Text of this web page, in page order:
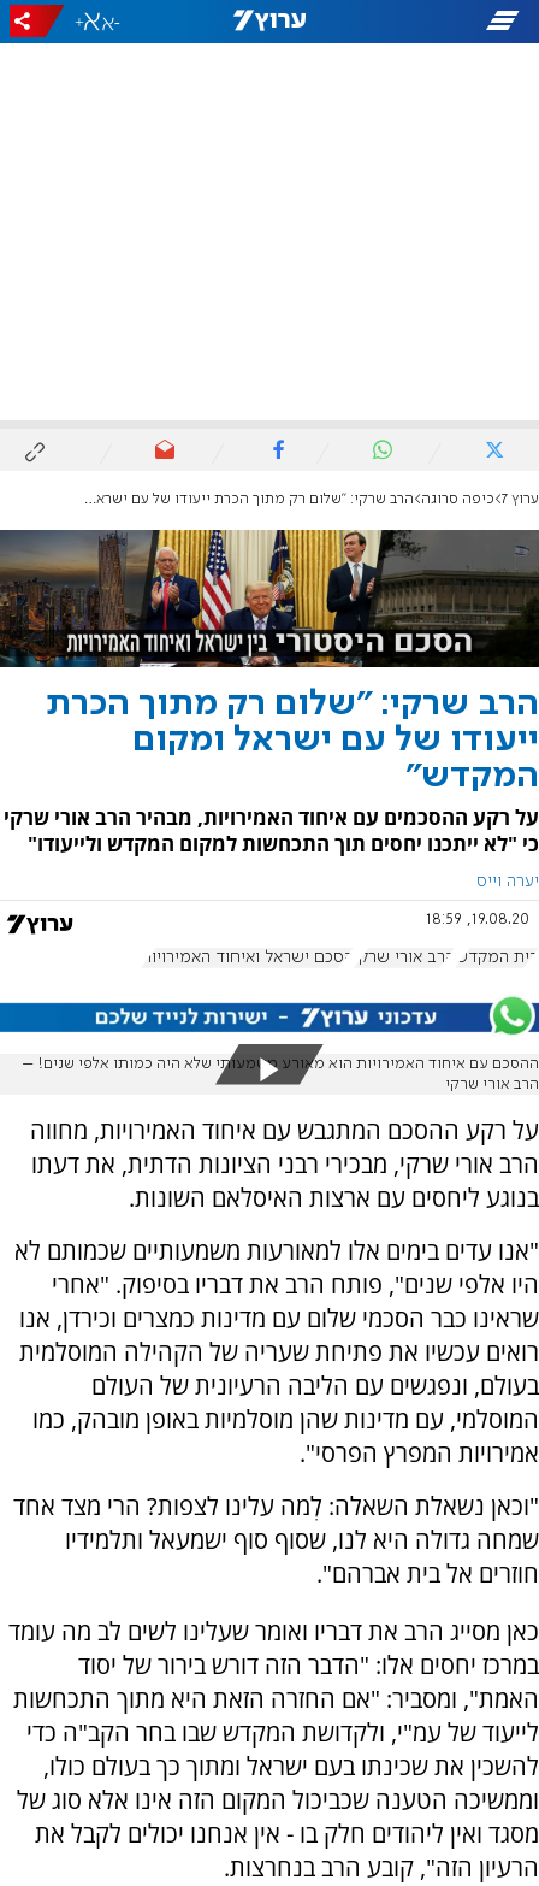
-
+
ערוץ 7 כיפה סרוגה הרב שרקי: "שלום רק מתוך הכרת ייעודו של עם ישראל ומקום המקדש"
הרב שרקי: "שלום רק מתוך הכרת
ייעודו של עם ישראל ומקום
המקדש"
על רקע ההסכמים עם איחוד האמירויות, מבהיר הרב אורי שרקי
כי "לא ייתכנו יחסים תוך התכחשות למקום המקדש ולייעודו"
יערה וייס
19.08.20, 18:59
בית המקדש הרב אורי שרקי הסכם ישראל ואיחוד האמירויות
ההסכם עם איחוד האמירויות הוא מאורע משמעותי שלא היה כמותו אלפי שנים! –
הרב אורי שרקי
על רקע ההסכם המתגבש עם איחוד האמירויות, מחווה
הרב אורי שרקי, מבכירי רבני הציונות הדתית, את דעתו
בנוגע ליחסים עם ארצות האיסלאם השונות.
"אנו עדים בימים אלו למאורעות משמעותיים שכמותם לא
היו אלפי שנים", פותח הרב את דבריו בסיפוק. "אחרי
שראינו כבר הסכמי שלום עם מדינות כמצרים וכירדן, אנו
רואים עכשיו את פתיחת שעריה של הקהילה המוסלמית
בעולם, ונפגשים עם הליבה הרעיונית של העולם
המוסלמי, עם מדינות שהן מוסלמיות באופן מובהק, כמו
אמירויות המפרץ הפרסי".
"וכאן נשאלת השאלה: לְמה עלינו לצפות? הרי מצד אחד
שמחה גדולה היא לנו, שסוף סוף ישמעאל ותלמידיו
חוזרים אל בית אברהם".
כאן מסייג הרב את דבריו ואומר שעלינו לשים לב מה עומד
במרכז יחסים אלו: "הדבר הזה דורש בירור של יסוד
האמת", ומסביר: "אם החזרה הזאת היא מתוך התכחשות
לייעוד של עמ"י, ולקדושת המקדש שבו בחר הקב"ה כדי
להשכין את שכינתו בעם ישראל ומתוך כך בעולם כולו,
וממשיכה הטענה שכביכול המקום הזה אינו אלא סוג של
מסגד ואין ליהודים חלק בו - אין אנחנו יכולים לקבל את
הרעיון הזה", קובע הרב בנחרצות.